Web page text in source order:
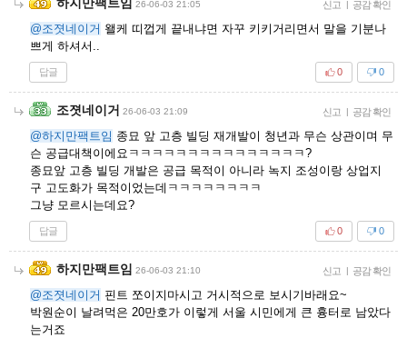
26-06-03 21:05 신고 | 공감 확인
@조졋네이거 왤케 띠껍게 끝내냐면 자꾸 키키거리면서 말을 기분나
쁘게 하셔서..
답글 0
0
조졋네이거 26-06-03 21:09 신고 | 공감 확인
@하지만팩트임 종묘 앞 고층 빌딩 재개발이 청년과 무슨 상관이며 무
슨 공급대책이에요ㅋㅋㅋㅋㅋㅋㅋㅋㅋㅋㅋㅋㅋㅋㅋ?
종묘앞 고층 빌딩 개발은 공급 목적이 아니라 녹지 조성이랑 상업지
구 고도화가 목적이었는데ㅋㅋㅋㅋㅋㅋㅋㅋ
그냥 모르시는데요?
답글 0
0
하지만팩트임 26-06-03 21:10 신고 | 공감 확인
@조졋네이거 핀트 쪼이지마시고 거시적으로 보시기바래요~
박원순이 날려먹은 20만호가 이렇게 서울 시민에게 큰 흉터로 남았다
는거죠